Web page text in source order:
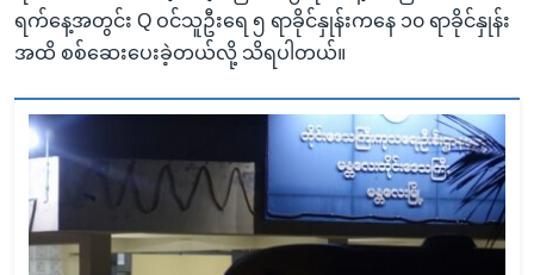
ရက်နေ့အတွင်း Q ဝင်သူဦးရေ ၅ ရာခိုင်နှုန်းကနေ ၁၀ ရာခိုင်နှုန်း
အထိ စစ်ဆေးပေးခဲ့တယ်လို့ သိရပါတယ်။